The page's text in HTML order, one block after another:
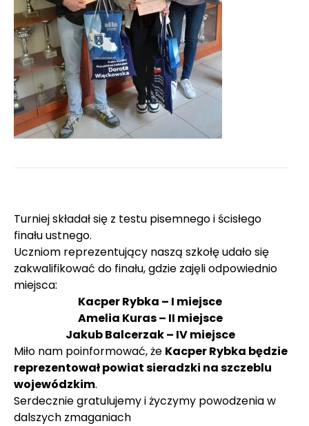
Turniej składał się z testu pisemnego i ścisłego
finału ustnego.
Uczniom reprezentujący naszą szkołę udało się
zakwalifikować do finału, gdzie zajęli odpowiednio
miejsca:
Kacper Rybka – I miejsce
Amelia Kuras – II miejsce
Jakub Balcerzak – IV miejsce
Miło nam poinformować, że Kacper Rybka będzie
reprezentował powiat sieradzki na szczeblu
wojewódzkim.
Serdecznie gratulujemy i życzymy powodzenia w
dalszych zmaganiach